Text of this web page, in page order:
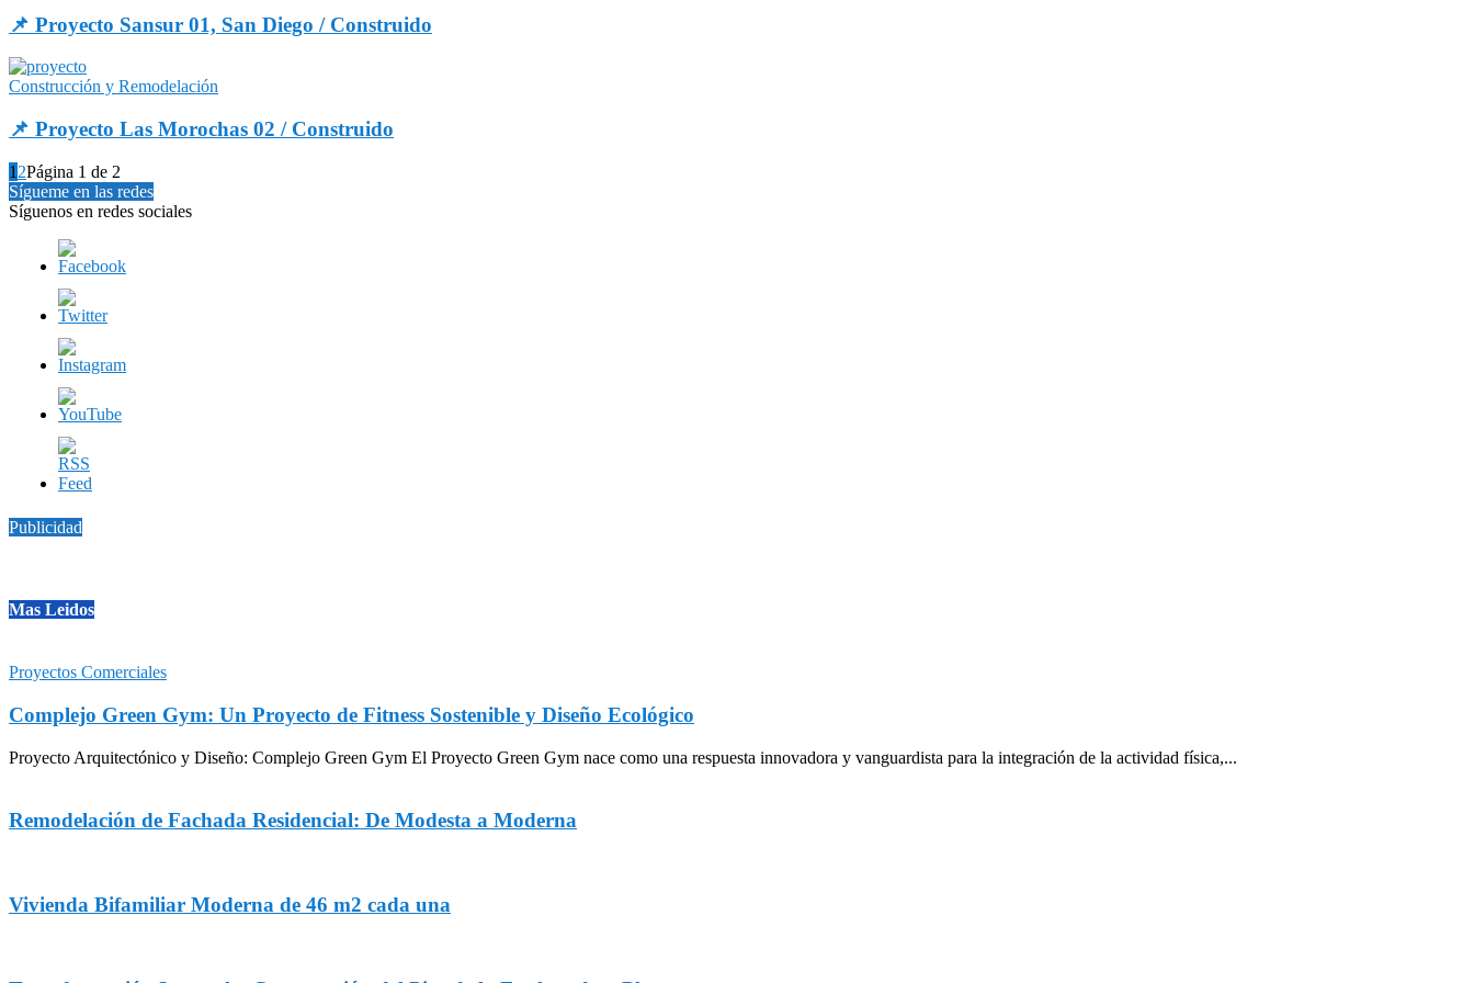
📌 Proyecto Sansur 01, San Diego / Construido
Construcción y Remodelación
📌 Proyecto Las Morochas 02 / Construido
1 2Página 1 de 2
Sígueme en las redes
Síguenos en redes sociales
Publicidad
Mas Leidos
Proyectos Comerciales
Complejo Green Gym: Un Proyecto de Fitness Sostenible y Diseño Ecológico
Proyecto Arquitectónico y Diseño: Complejo Green Gym El Proyecto Green Gym nace como una respuesta innovadora y vanguardista para la integración de la actividad física,...
Remodelación de Fachada Residencial: De Modesta a Moderna
Vivienda Bifamiliar Moderna de 46 m2 cada una